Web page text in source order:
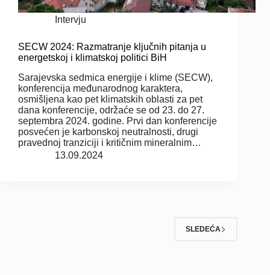
Intervju
SECW 2024: Razmatranje ključnih pitanja u
energetskoj i klimatskoj politici BiH
Sarajevska sedmica energije i klime (SECW),
konferencija međunarodnog karaktera,
osmišljena kao pet klimatskih oblasti za pet
dana konferencije, održaće se od 23. do 27.
septembra 2024. godine. Prvi dan konferencije
posvećen je karbonskoj neutralnosti, drugi
pravednoj tranziciji i kritičnim mineralnim…
13.09.2024
SLEDEĆA